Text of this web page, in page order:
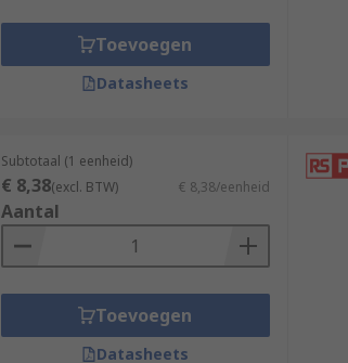
Toevoegen
Datasheets
Subtotaal (1 eenheid)
€ 8,38(excl. BTW) € 8,38/eenheid
Aantal
Toevoegen
Datasheets